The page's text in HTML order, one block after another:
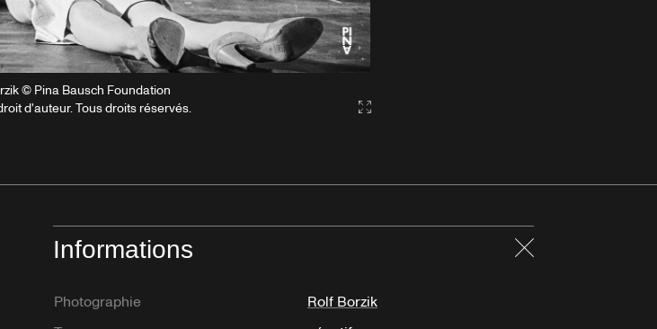
© Pina Bausch Foundation
d'auteur. Tous droits réservés.
Gallery2:fullscreen
Informations
Photographie
Rolf Borzik